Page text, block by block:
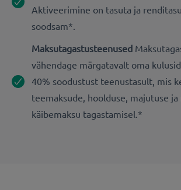
Aktiveerimine on tasuta ja
soodsam*.
Maksutagastusteenused
vähendage märgatavalt oma
40% soodustust teenustasult, mis
teemaksude, hoolduse, majutuse ja
käibemaksu tagastamisel.*